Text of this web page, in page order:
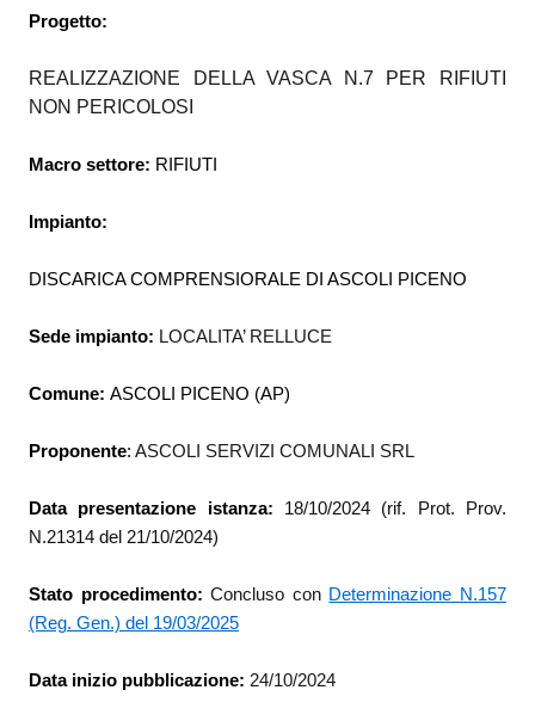
Progetto:
REALIZZAZIONE DELLA VASCA N.7 PER RIFIUTI
NON PERICOLOSI
Macro settore: RIFIUTI
Impianto:
DISCARICA COMPRENSIORALE DI ASCOLI PICENO
Sede impianto: LOCALITA’ RELLUCE
Comune: ASCOLI PICENO (AP)
Proponente: ASCOLI SERVIZI COMUNALI SRL
Data presentazione istanza: 18/10/2024
(rif. Prot. Prov.
N.21314 del 21/10/2024)
Stato procedimento:Concluso con Determinazione N.157
(Reg. Gen.) del 19/03/2025
Data inizio pubblicazione: 24/10/2024